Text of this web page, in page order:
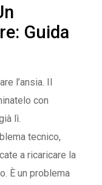
Guida
l’ansia. Il
con
lì.
tecnico,
a ricaricare la
È un problema